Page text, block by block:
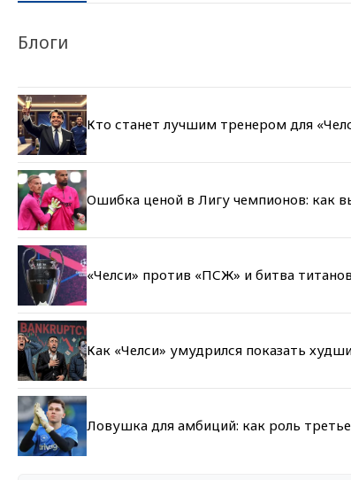
Блоги
Кто станет лучшим тренером для
Ошибка ценой в Лигу чемпионов: как
«Челси» против «ПСЖ» и битва
Как «Челси» умудрился показать
Ловушка для амбиций: как роль